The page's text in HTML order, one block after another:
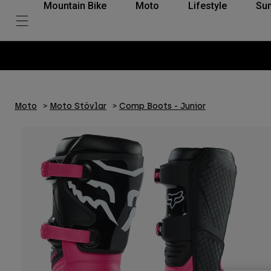
Mountain Bike Moto Lifestyle
Moto Moto Stövlar Comp Boots - Junior